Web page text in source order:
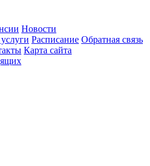
Новости
Расписание Обратная связь
Карта сайта